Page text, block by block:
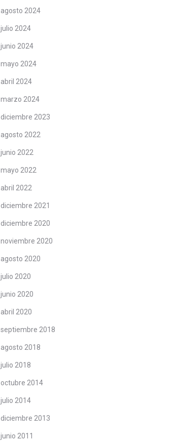
agosto 2024
julio 2024
junio 2024
mayo 2024
abril 2024
marzo 2024
diciembre 2023
agosto 2022
junio 2022
mayo 2022
abril 2022
diciembre 2021
diciembre 2020
noviembre 2020
agosto 2020
julio 2020
junio 2020
abril 2020
septiembre 2018
agosto 2018
julio 2018
octubre 2014
julio 2014
diciembre 2013
junio 2011